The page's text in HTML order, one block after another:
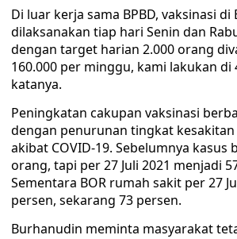
Di luar kerja sama BPBD, vaksinasi di
dilaksanakan tiap hari Senin dan
dengan target harian 2.000 orang
160.000 per minggu, kami lakukan di
katanya.
Peningkatan cakupan vaksinasi
dengan penurunan tingkat
akibat COVID-19. Sebelumnya kasus
orang, tapi per 27 Juli 2021 menjadi
Sementara BOR rumah sakit per 27
persen, sekarang 73 persen.
Burhanudin meminta masyarakat